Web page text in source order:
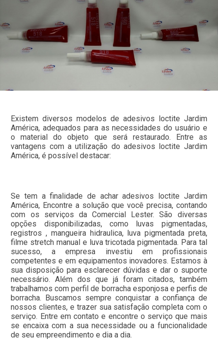
Existem diversos modelos de adesivos loctite Jardim
América, adequados para as necessidades do usuário e
o material do objeto que será restaurado. Entre as
vantagens com a utilização do adesivos loctite Jardim
América, é possível destacar:
Se tem a finalidade de achar adesivos loctite Jardim
América, Encontre a solução que você precisa, contando
com os serviços da Comercial Lester. São diversas
opções disponibilizadas, como luvas pigmentadas,
registros , mangueira hidraulica, luva pigmentada preta,
filme stretch manual e luva tricotada pigmentada. Para tal
sucesso, a empresa investiu em profissionais
competentes e em equipamentos inovadores. Estamos à
sua disposição para esclarecer dúvidas e dar o suporte
necessário. Além dos que já foram citados, também
trabalhamos com perfil de borracha esponjosa e perfis de
borracha. Buscamos sempre conquistar a confiança de
nossos clientes, e trazer sua satisfação completa com o
serviço. Entre em contato e encontre o serviço que mais
se encaixa com a sua necessidade ou a funcionalidade
de seu empreendimento e dia a dia.